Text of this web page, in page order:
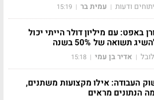
ודעות | עמית בר |
15:19
באפט: עם מיליון דולר הייתי יכול
תשואה של 50% בשנה
| אדיר בן עמי |
15:18
העבודה: אילו מקצועות משתנים,
הנתונים מראים